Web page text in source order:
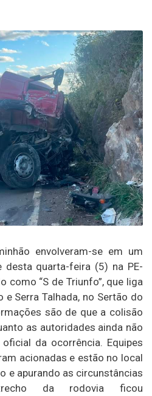
envolveram-se em um
desta quarta-feira (5) na PE-
como “S de Triunfo”, que liga
Serra Talhada, no Sertão do
são de que a colisão
as autoridades ainda não
da ocorrência. Equipes
acionadas e estão no local
e apurando as circunstâncias
da rodovia ficou